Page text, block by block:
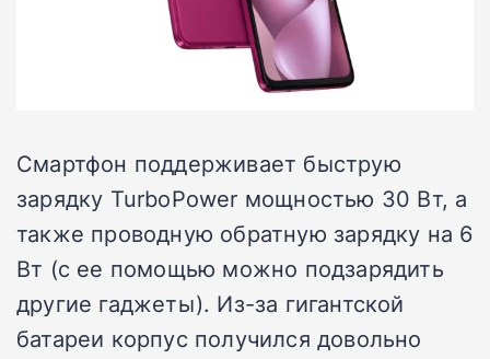
Смартфон поддерживает быструю
зарядку TurboPower мощностью 30 Вт, а
также проводную обратную зарядку на 6
Вт (с ее помощью можно подзарядить
другие гаджеты). Из-за гигантской
батареи корпус получился довольно